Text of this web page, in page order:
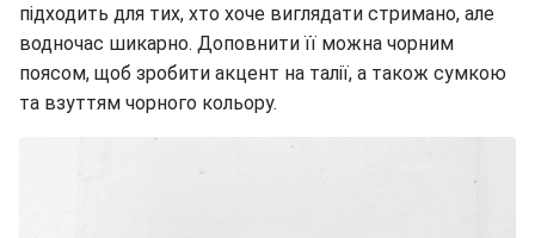
підходить для тих, хто хоче виглядати стримано, але
водночас шикарно. Доповнити її можна чорним
поясом, щоб зробити акцент на талії, а також сумкою
та взуттям чорного кольору.